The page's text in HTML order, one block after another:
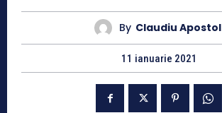
By Claudiu Apostol
11 ianuarie 2021